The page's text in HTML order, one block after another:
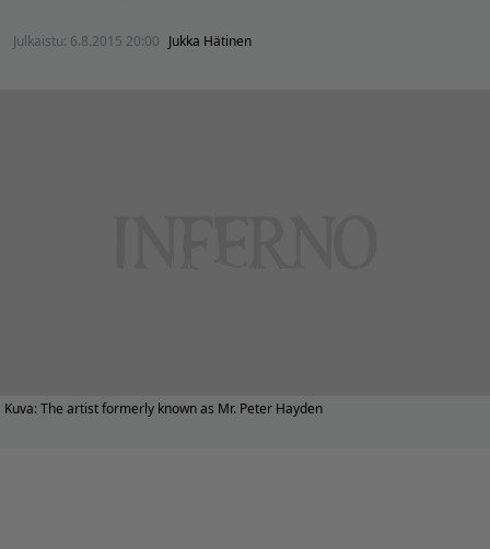
Julkaistu: 6.8.2015 20:00 Jukka Hätinen
Kuva: The artist formerly known as Mr. Peter Hayden